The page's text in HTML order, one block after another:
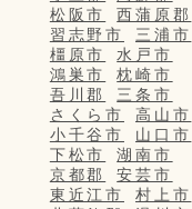
松阪市
西蒲原郡
習志野市
三浦市
橿原市
水戸市
鴻巣市
枕崎市
吾川郡
三条市
さくら市
高山市
小千谷市
山口市
下松市
湖南市
京都郡
安芸市
東近江市
村上市